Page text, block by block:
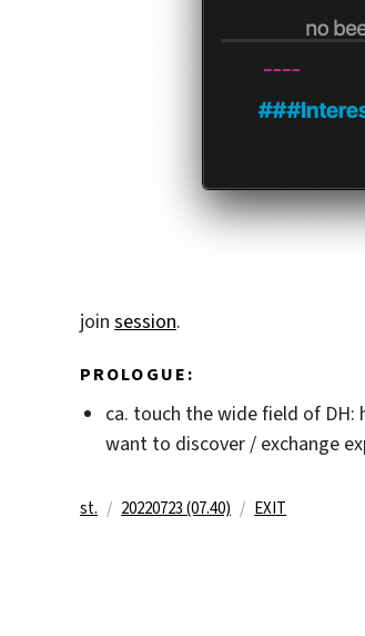
join session.
PROLOGUE:
ca. touch the wide field of
want to discover / exchange
Autor
st.
Veröffentlicht
20220723 (07.40) Kategorien
EXIT